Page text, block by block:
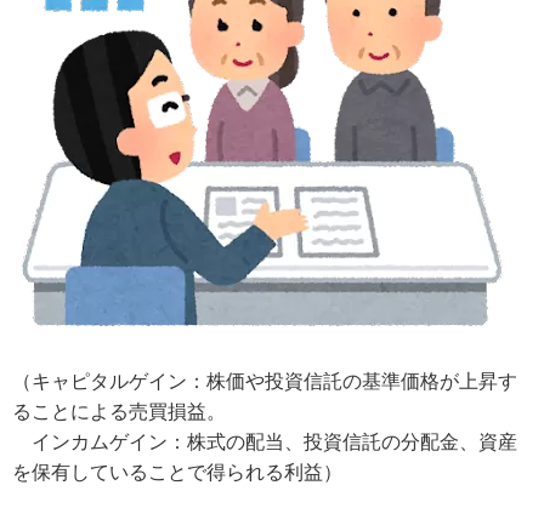
（キャピタルゲイン：株価や投資信託の基準価格が上昇す
ることによる売買損益。
インカムゲイン：株式の配当、投資信託の分配金、資産
を保有していることで得られる利益）